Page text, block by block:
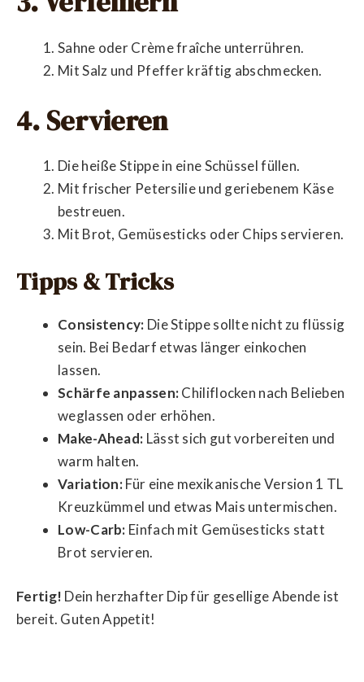
Sahne oder Crème fraîche unterrühren.
Mit Salz und Pfeffer kräftig abschmecken.
4. Servieren
Die heiße Stippe in eine Schüssel füllen.
Mit frischer Petersilie und geriebenem Käse
bestreuen.
Mit Brot, Gemüsesticks oder Chips servieren.
Tipps & Tricks
Consistency: Die Stippe sollte nicht zu flüssig
sein. Bei Bedarf etwas länger einkochen
lassen.
Schärfe anpassen:Chiliflocken nach Belieben
weglassen oder erhöhen.
Make-Ahead: Lässt sich gut vorbereiten und
warm halten.
Variation:Für eine mexikanische Version 1 TL
Kreuzkümmel und etwas Mais untermischen.
Low-Carb: Einfach mit Gemüsesticks statt
Brot servieren.
Fertig! Dein herzhafter Dip für gesellige Abende ist
bereit. Guten Appetit!